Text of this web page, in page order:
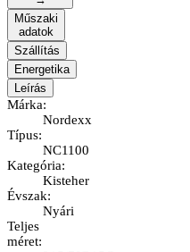
Műszaki
adatok
Szállítás
Energetika
Leírás
Márka:
Nordexx
Típus:
NC1100
Kategória:
Kisteher
Évszak:
Nyári
Teljes
méret: